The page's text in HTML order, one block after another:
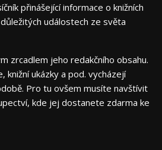
přinášející informace o knižních
událostech ze světa
zrcadlem jeho redakčního obsahu.
knižní ukázky a pod. vycházejí
Pro tu ovšem musíte navštívit
kde jej dostanete zdarma ke